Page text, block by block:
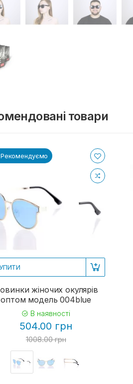
товари
Рекомендуємо
жіночих окулярів
оптом модель 004blue
В наявності
504.00 грн
1008.00 грн